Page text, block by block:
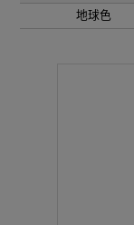
地球色